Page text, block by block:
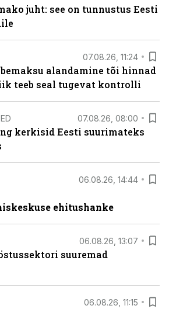
juht: see on tunnustus Eesti
07.08.26, 11:24
alandamine tõi hinnad
teeb seal tugevat kontrolli
07.08.26, 08:00
kerkisid Eesti suurimateks
06.08.26, 14:44
ehitushanke
06.08.26, 13:07
suuremad
06.08.26, 11:15